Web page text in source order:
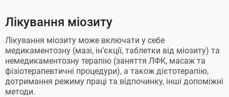
Лікування міозиту
Лікування міозиту може включати у себе
медикаментозну (мазі, ін’єкції, таблетки від міозиту) та
немедикаментозну терапію (заняття ЛФК, масаж та
фізіотерапевтичні процедури), а також дієтотерапію,
дотримання режиму праці та відпочинку, інші допоміжні
методи.